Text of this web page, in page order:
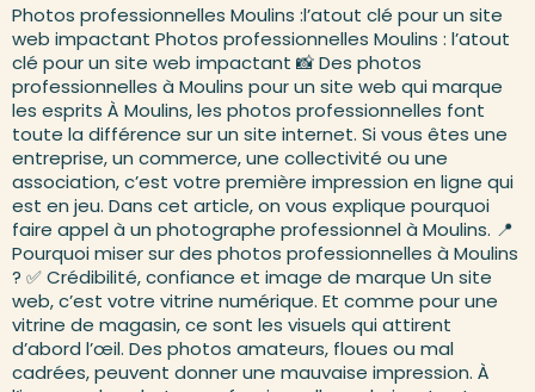
Photos professionnelles Moulins :l’atout clé pour un site
web impactant​ Photos professionnelles Moulins : l’atout
clé pour un site web impactant 📸 Des photos
professionnelles à Moulins pour un site web qui marque
les esprits À Moulins, les photos professionnelles font
toute la différence sur un site internet. Si vous êtes une
entreprise, un commerce, une collectivité ou une
association, c’est votre première impression en ligne qui
est en jeu. Dans cet article, on vous explique pourquoi
faire appel à un photographe professionnel à Moulins. 📍
Pourquoi miser sur des photos professionnelles à Moulins
? ✅ Crédibilité, confiance et image de marque Un site
web, c’est votre vitrine numérique. Et comme pour une
vitrine de magasin, ce sont les visuels qui attirent
d’abord l’œil. Des photos amateurs, floues ou mal
cadrées, peuvent donner une mauvaise impression. À